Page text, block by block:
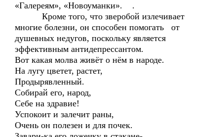
«Галереям», «Новоуманки». .
Кроме того, что зверобой излечивает
многие болезни, он способен помогать от
душевных недугов, поскольку является
эффективным антидепрессантом.
Вот какая молва живёт о нём в народе.
На лугу цветет, растет,
Продырявленный.
Собирай его, народ,
Себе на здравие!
Успокоит и залечит раны,
Очень он полезен и для почек.